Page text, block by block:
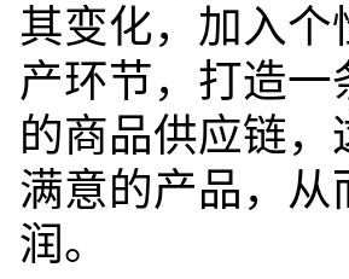
其变化，加入
产环节，打造
的商品供应链
满意的产品，
润。